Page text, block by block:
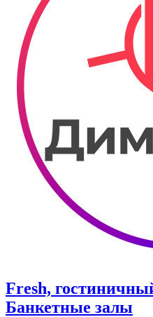
Fresh,
Банкетные залы